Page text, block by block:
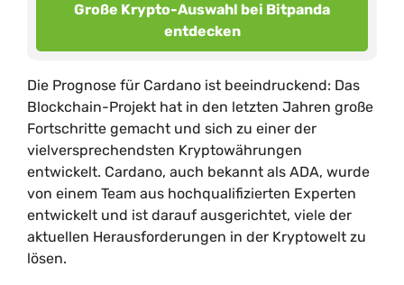
Große Krypto-Auswahl bei Bitpanda
entdecken
Die Prognose für Cardano ist beeindruckend: Das
Blockchain-Projekt hat in den letzten Jahren große
Fortschritte gemacht und sich zu einer der
vielversprechendsten Kryptowährungen
entwickelt. Cardano, auch bekannt als ADA, wurde
von einem Team aus hochqualifizierten Experten
entwickelt und ist darauf ausgerichtet, viele der
aktuellen Herausforderungen in der Kryptowelt zu
lösen.